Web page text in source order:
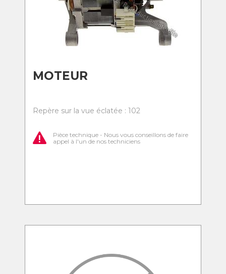
MOTEUR
Repère sur la vue éclatée : 102
Pièce technique - Nous vous conseillons de faire
appel à l'un de nos techniciens